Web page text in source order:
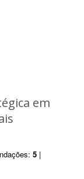
em
5 |